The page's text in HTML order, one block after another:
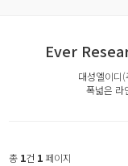
Ever
대성엘이디(
폭넓은 라
총 1건 1 페이지